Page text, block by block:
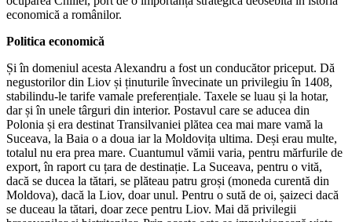
economică a românilor.
Politica economică
Și în domeniul acesta Alexandru a fost un conducător priceput. Dă
negustorilor din Liov și ținuturile învecinate un privilegiu în 1408,
stabilindu-le tarife vamale preferențiale. Taxele se luau și la hotar,
dar și în unele târguri din interior. Postavul care se aducea din
Polonia și era destinat Transilvaniei plătea cea mai mare vamă la
Suceava, la Baia o a doua iar la Moldovița ultima. Deși erau multe,
totalul nu era prea mare. Cuantumul vămii varia, pentru mărfurile de
export, în raport cu țara de destinație. La Suceava, pentru o vită,
dacă se ducea la tătari, se plăteau patru groși (moneda curentă din
Moldova), dacă la Liov, doar unul. Pentru o sută de oi, șaizeci dacă
se duceau la tătari, doar zece pentru Liov. Mai dă privilegii